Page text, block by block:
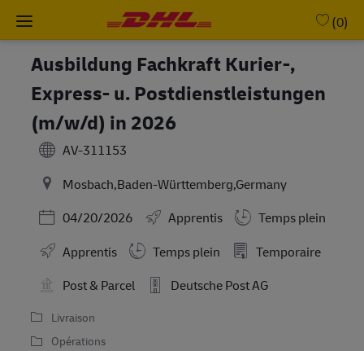
(0)
Ausbildung Fachkraft Kurier-,
Express- u. Postdienstleistungen
(m/w/d) in 2026
AV-311153
Mosbach,Baden-Württemberg,Germany
Posted Date
04/20/2026 Apprentis
Temps plein
Apprentis
Working Hours
Temps plein
Temporaire
Post & Parcel
Deutsche Post AG
Livraison
Opérations